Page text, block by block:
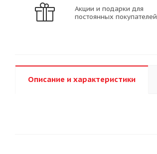
Акции и подарки для
постоянных покупателей
Описание и характеристики